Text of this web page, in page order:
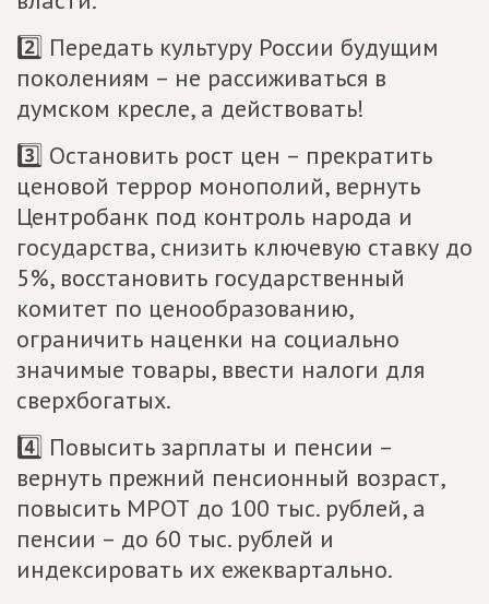
2️⃣ Передать культуру России будущим
поколениям – не рассиживаться в
думском кресле, а действовать!
3️⃣ Остановить рост цен – прекратить
ценовой террор монополий, вернуть
Центробанк под контроль народа и
государства, снизить ключевую ставку до
5%, восстановить государственный
комитет по ценообразованию,
ограничить наценки на социально
значимые товары, ввести налоги для
сверхбогатых.
4️⃣ Повысить зарплаты и пенсии –
вернуть прежний пенсионный возраст,
повысить МРОТ до 100 тыс. рублей, а
пенсии – до 60 тыс. рублей и
индексировать их ежеквартально.